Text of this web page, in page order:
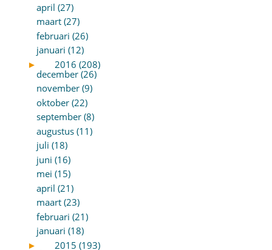
april (27)
maart (27)
februari (26)
januari (12)
►
2016 (208)
december (26)
november (9)
oktober (22)
september (8)
augustus (11)
juli (18)
juni (16)
mei (15)
april (21)
maart (23)
februari (21)
januari (18)
►
2015 (193)